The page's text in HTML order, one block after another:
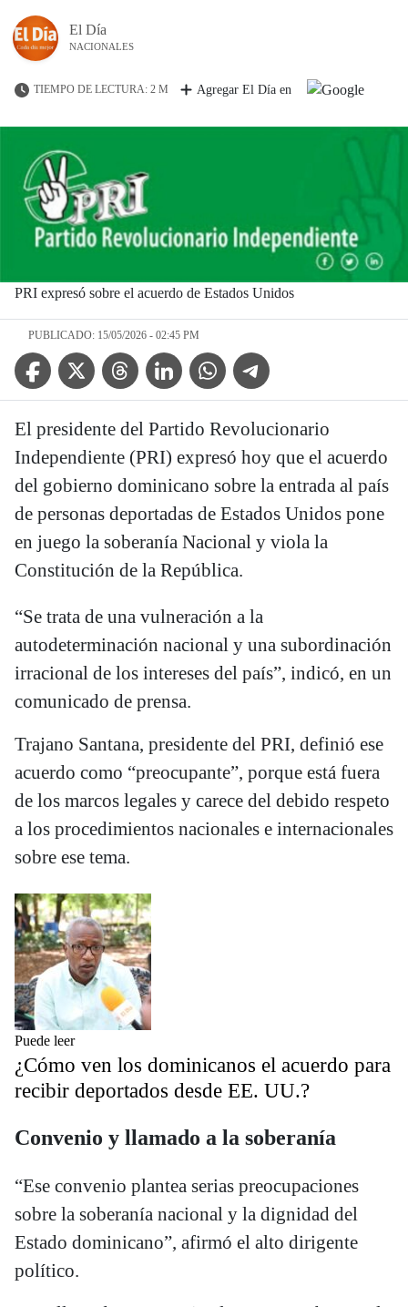
El Día
NACIONALES
TIEMPO DE LECTURA: 2 M Agregar El Día en
PRI expresó sobre el acuerdo de Estados Unidos
PUBLICADO: 15/05/2026 - 02:45 PM
Facebook IconTwitter IconThreads IconLinkedin IconWhatsApp IconTelegram Icon
El presidente del Partido Revolucionario
Independiente (PRI) expresó hoy que el acuerdo
del gobierno dominicano sobre la entrada al país
de personas deportadas de Estados Unidos pone
en juego la soberanía Nacional y viola la
Constitución de la República.
“Se trata de una vulneración a la
autodeterminación nacional y una subordinación
irracional de los intereses del país”, indicó, en un
comunicado de prensa.
Trajano Santana, presidente del PRI, definió ese
acuerdo como “preocupante”, porque está fuera
de los marcos legales y carece del debido respeto
a los procedimientos nacionales e internacionales
sobre ese tema.
Puede leer
¿Cómo ven los dominicanos el acuerdo para
recibir deportados desde EE. UU.?
Convenio y llamado a la soberanía
“Ese convenio plantea serias preocupaciones
sobre la soberanía nacional y la dignidad del
Estado dominicano”, afirmó el alto dirigente
político.